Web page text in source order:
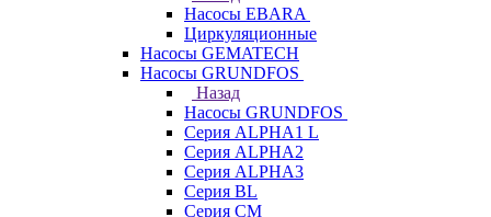
Насосы EBARA
Циркуляционные
Насосы GEMATECH
Насосы GRUNDFOS
Назад
Насосы GRUNDFOS
Серия ALPHA1 L
Серия ALPHA2
Серия ALPHA3
Серия BL
Серия CM